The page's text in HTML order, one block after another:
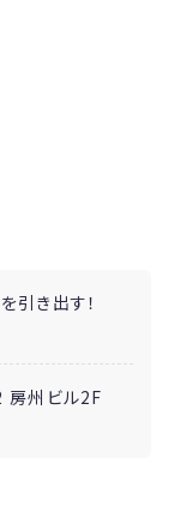
引き出す！
州ビル2F